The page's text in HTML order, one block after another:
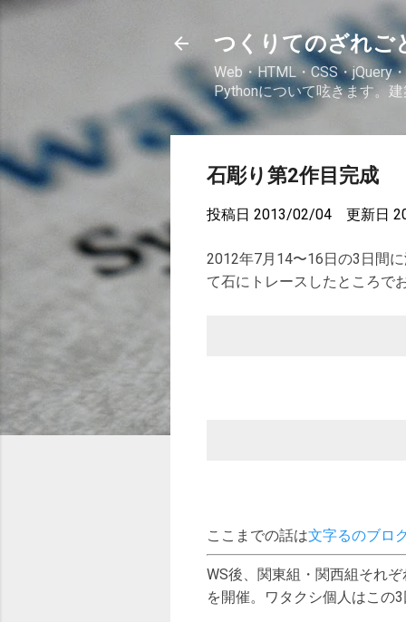
つくりてのざれご
Web・HTML・CSS・jQuery
Pythonについて呟きます。
石彫り第2作目完成
投稿日 2013/02/04 更新日
2012年7月14〜16日の3日間
て石にトレースしたところで
ここまでの話は文字るのブロ
WS後、関東組・関西組それ
を開催。ワタクシ個人はこの